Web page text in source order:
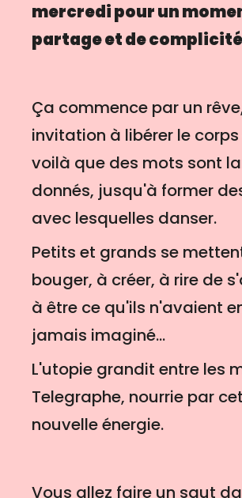
mercredi pour un
partage et de
Ça commence par un
invitation à libérer le
voilà que des mots sont
donnés, jusqu'à former
avec lesquelles danser.
Petits et grands se
bouger, à créer, à rire de
à être ce qu'ils n'avaient
jamais imaginé...
L'utopie grandit entre les
Telegraphe, nourrie par
nouvelle énergie.
Vous allez faire un saut